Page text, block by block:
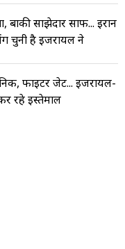
साझेदार साफ... ईरान
चुनी है इजरायल ने
फाइटर जेट... इजरायल-
रहे इस्तेमाल